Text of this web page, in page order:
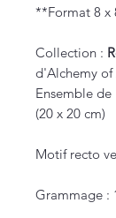
**Format 8 x
Collection :
d'Alchemy of
Ensemble de
(20 x 20 cm)
Motif recto
Grammage :